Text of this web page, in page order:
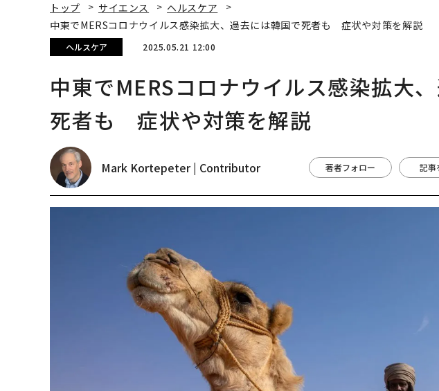
トップ サイエンス
ヘルスケア
中東でMERSコロナウイルス感染拡大、過去には韓国で死者も 症状や対策を解説
ヘルスケア 2025.05.21 12:00
中東でMERSコロナウイルス感染拡大
死者も 症状や対策を解説
Mark Kortepeter | Contributor 著者フォロー 記事